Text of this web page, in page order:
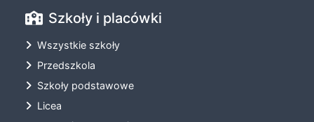
Szkoły i placówki
Wszystkie szkoły
Przedszkola
Szkoły podstawowe
Licea